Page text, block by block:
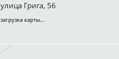
улица Грига, 56
загрузка карты...